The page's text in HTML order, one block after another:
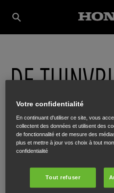
DE
ITINÉRAIRE
SITE INTERNET
Votre confidentialité
En continuant d'utiliser ce site, vous
collectent des données et utilisent des
de fonctionnalité et de mesure des
plus et mettre à jour vos choix à tout
confidentialité
Tout refuser